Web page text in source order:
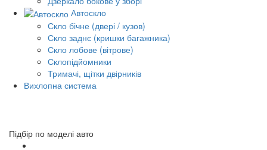
Автоскло
Скло бічне (двері / кузов)
Скло заднє (кришки багажника)
Скло лобове (вітрове)
Склопідйомники
Тримачі, щітки двірників
Вихлопна система
Підбір по моделі авто